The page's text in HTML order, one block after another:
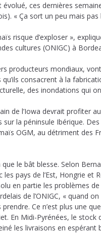
ces dernières
« Ça sort un peu mais
risque d’exploser »,
cultures (ONIGC) à
producteurs mondiaux,
consacrent à la
des inondations qui
de l’Iowa devrait profiter
la péninsule Ibérique.
OGM, au détriment des
que le bât blesse. Selon
pays de l’Est, Hongrie et
en partie les problèmes
de l’ONIGC, « quand
Ce n’est plus une
En Midi-Pyrénées, le stock
les livraisons en espérant